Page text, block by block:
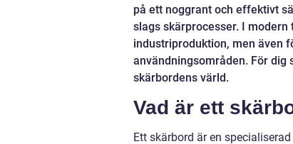
på ett noggrant och effektivt
slags skärprocesser. I
industriproduktion, men även
användningsområden. För dig
skärbordens värld.
Vad är ett
Ett skärbord är en